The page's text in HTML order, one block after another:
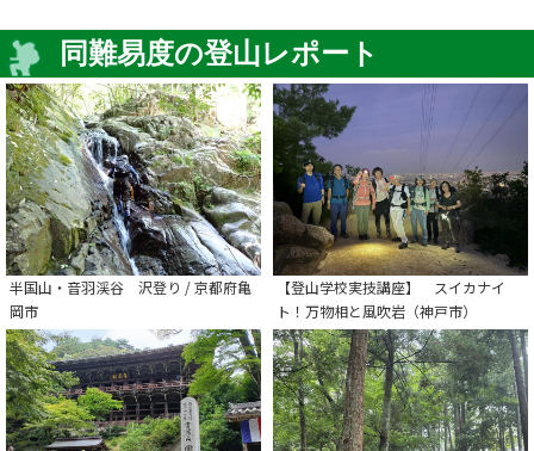
同難易度の登山レポート
半国山・音羽渓谷 沢登り / 京都府亀
岡市
【登山学校実技講座】 スイカナイ
ト！万物相と風吹岩（神戸市）